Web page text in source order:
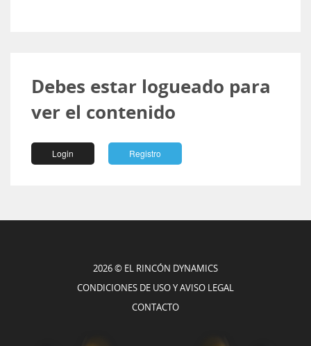
Debes estar logueado para
ver el contenido
Login Registro
2026 © EL RINCÓN DYNAMICS
CONDICIONES DE USO Y AVISO LEGAL
CONTACTO